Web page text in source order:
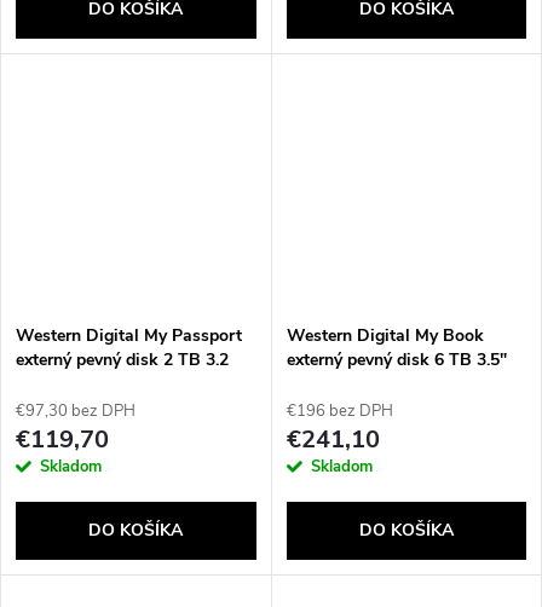
DO KOŠÍKA DO KOŠÍKA
Western Digital My Passport
externý pevný disk 2 TB 3.2
€97,30 bez DPH
€119,70
Skladom
DO KOŠÍKA
Western Digital My Book
externý pevný disk 6 TB 3.5"
Gen 1) Čierna
€196 bez DPH
€241,10
Skladom
DO KOŠÍKA